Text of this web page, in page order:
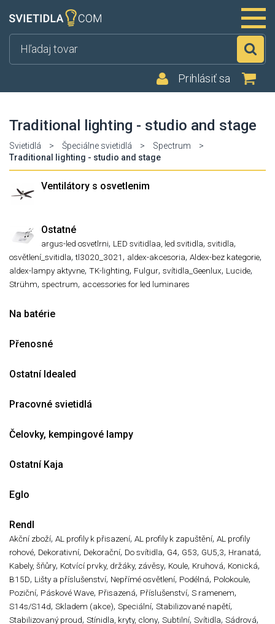
Prihlásiť sa
Traditional lighting - studio and stage
Svietidlá > Špeciálne svietidlá > Spectrum
>
Traditional lighting - studio and stage
Ventilátory s osvetlenim
Ostatné
argus-led osvetlrni, LED svitidlaa, led svitidla, svitidla,
osvětlení_svitidla,tl3020_3021 , aldex-akcesoria, Aldex-bez kategorie,
aldex-lampy aktyvne, TK-lighting, Fulgur, svítidla_Geenlux, Lucide,
Strühm, spectrum, accessories for led luminares
Na batérie
Přenosné
Ostatní Idealed
Pracovné svietidlá
Čelovky, kempingové lampy
Ostatní Kaja
Eglo
Rendl
Akční zboží, AL profily k přisazení, AL profily k zapuštění, AL profily
rohové, Dekorativní, Dekorační, Do svítidla, G4, G53, GU5,3, Hranatá,
Kabely, šňůry, Kotvící prvky, držáky, závěsy, Koule, Kruhová, Konická,
B15D, Lišty a příslušenství, Nepřímé osvětlení, Podélná, Polokoule,
Poziční, Páskové Wave, Přisazená, Příslušenství, S ramenem,
S14s/S14d, Skladem (akce), Speciální, Stabilizované napětí,
Stabilizovaný proud, Stínidla, kryty, clony, Subtilní, Svítidla, Sádrová,